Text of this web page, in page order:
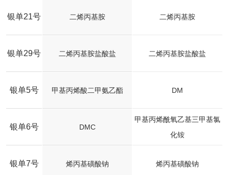
银单21号 二烯丙基胺 二烯丙基胺
银单29号 二烯丙基胺盐酸盐 二烯丙基胺盐酸盐
银单5号 甲基丙烯酸二甲氨乙酯 DM
银单6号 DMC
甲基丙烯酰氧乙基三甲基氯
化铵
银单7号 烯丙基磺酸钠 烯丙基磺酸钠